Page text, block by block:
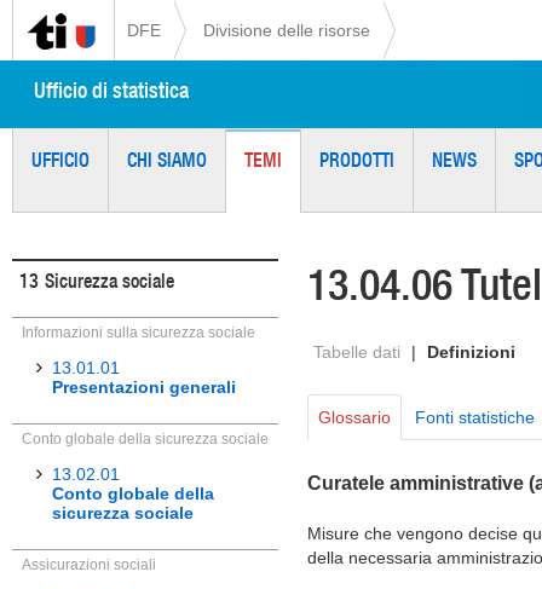
DFE Divisione delle risorse
Ufficio di statistica
UFFICIO CHI SIAMO TEMI PRODOTTI NEWS
13 Sicurezza sociale
Informazioni sulla sicurezza sociale
13.01.01
Presentazioni generali
Conto globale della sicurezza sociale
13.02.01
Conto globale della
sicurezza sociale
Assicurazioni sociali
13.04.06
Tabelle dati | Definizioni
Glossario Fonti statistiche
Curatele amministrative
Misure che vengono decise
della necessaria